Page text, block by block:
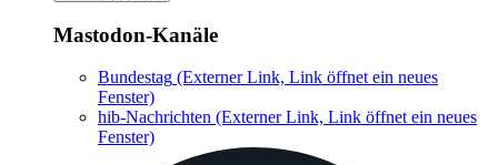
Mastodon-Kanäle
Bundestag (Externer Link, Link öffnet ein neues
Fenster)
hib-Nachrichten (Externer Link, Link öffnet ein neues
Fenster)